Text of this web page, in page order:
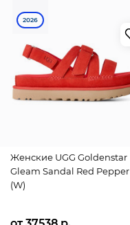
2026
Женские UGG Goldenstar
Gleam Sandal Red Pepper
(W)